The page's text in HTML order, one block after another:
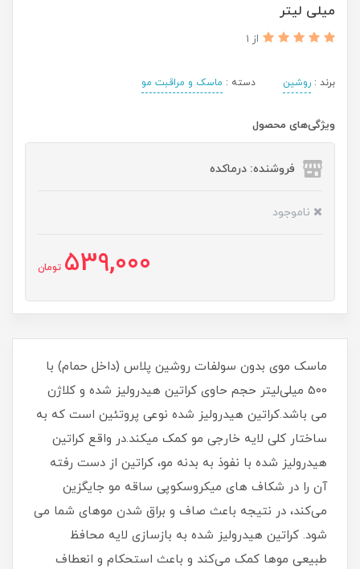
میلی لیتر
از 1
برند : روشین دسته : ماسک و مراقبت مو
ویژگی‌های محصول
فروشنده: درماکده
ناموجود
539,000 تومان
ماسک موی بدون سولفات روشین پلاس (داخل حمام) با
500 میلی‌لیتر حجم حاوی کراتین هیدرولیز شده و کلاژن
می باشد.کراتین هیدرولیز شده نوعی پروتئین است که به
ساختار کلی لایه خارجی مو کمک میکند.در واقع کراتین
هیدرولیز شده با نفوذ به بدنه مو، کراتین از دست رفته
آن را در شکاف های میکروسکوپی ساقه مو جایگزین
می‌کند، در نتیجه باعث صاف و براق شدن موهای شما می
شود. کراتین هیدرولیز شده به بازسازی لایه محافظ
طبیعی موها کمک می‌کند و باعث استحکام و انعطاف